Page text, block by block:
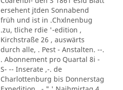
ersehent jtden Sonnabend
früh und ist in .Chxlnenbug
.zu, tliche rdie '-edition ,
Kirchstraße 26 , auswärts
durch alle, . Pest - Anstalten. --.
. Abonnement pro Quartal 8i -
S- -- Inserate ,-. de
Charlottenburg bis Donnerstag